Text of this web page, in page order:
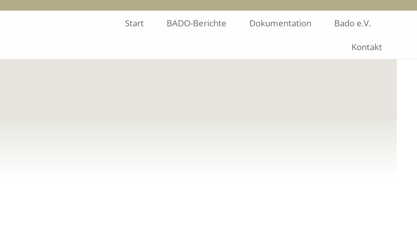
Start BADO-Berichte Dokumentation Bado e.V.
Kontakt